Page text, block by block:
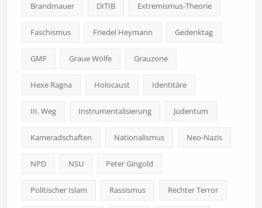
Brandmauer DITIB Extremismus-Theorie
Faschismus Friedel Heymann Gedenktag
GMF Graue Wölfe Grauzone
Hexe Ragna Holocaust Identitäre
III. Weg Instrumentalisierung Judentum
Kameradschaften Nationalismus Neo-Nazis
NPD NSU Peter Gingold
Politischer Islam Rassismus Rechter Terror